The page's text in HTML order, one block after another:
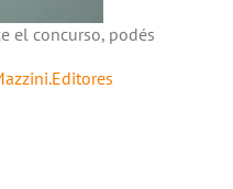
el concurso, podés